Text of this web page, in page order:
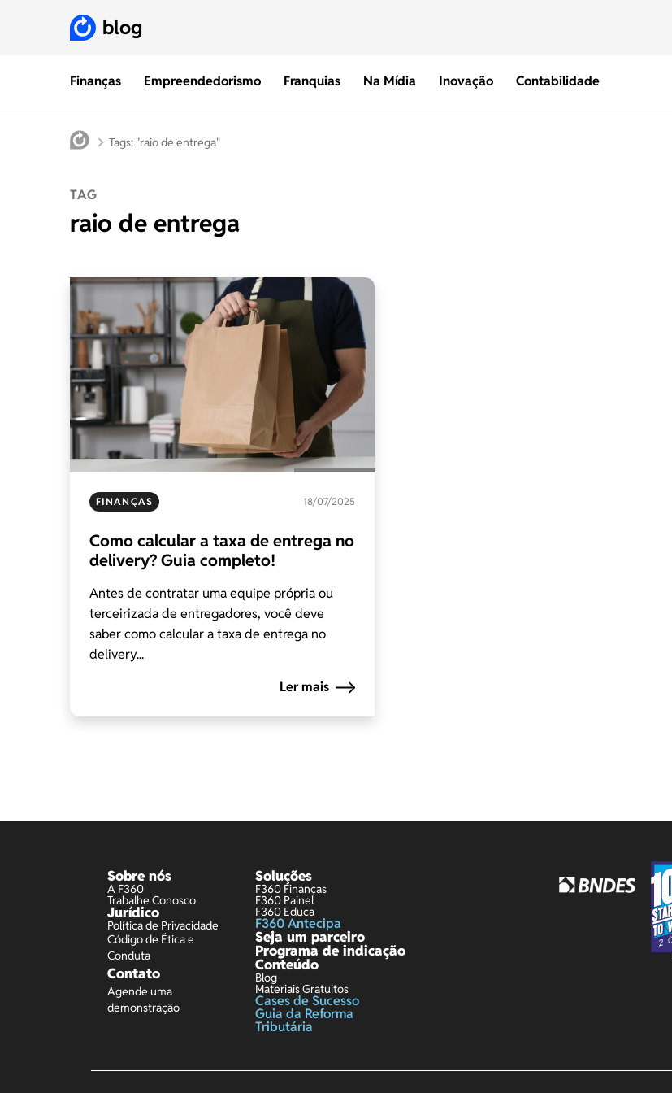
Finanças Empreendedorismo Franquias Na Mídia Inovação Contabilidade
blog
Tags: "raio de entrega"
TAG
raio de entrega
FINANÇAS 18/07/2025
Como calcular a taxa de entrega no
delivery? Guia completo!
Antes de contratar uma equipe própria ou
terceirizada de entregadores, você deve
saber como calcular a taxa de entrega no
delivery...
Ler mais
Sobre nós
A F360
Trabalhe Conosco
Jurídico
Política de Privacidade
Código de Ética e
Conduta
Contato
Agende uma
demonstração
Soluções
F360 Finanças
F360 Painel
F360 Educa
F360 Antecipa
Seja um parceiro
Programa de indicação
Conteúdo
Blog
Materiais Gratuitos
Cases de Sucesso
Guia da Reforma
Tributária